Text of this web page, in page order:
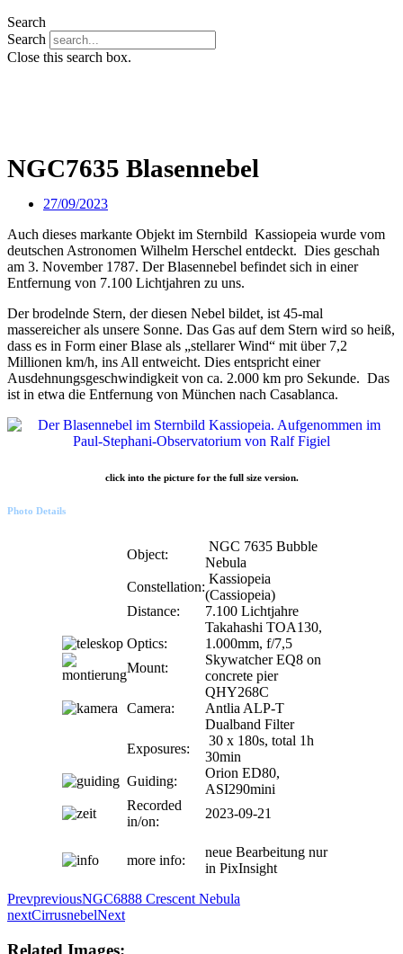
Search
Search
Close this search box.
NGC7635 Blasennebel
27/09/2023
Auch dieses markante Objekt im Sternbild Kassiopeia wurde vom
deutschen Astronomen Wilhelm Herschel entdeckt. Dies geschah
am 3. November 1787. Der Blasennebel befindet sich in einer
Entfernung von 7.100 Lichtjahren zu uns.
Der brodelnde Stern, der diesen Nebel bildet, ist 45-mal
massereicher als unsere Sonne. Das Gas auf dem Stern wird so heiß,
dass es in Form einer Blase als „stellarer Wind“ mit über 7,2
Millionen km/h, ins All entweicht. Dies entspricht einer
Ausdehnungsgeschwindigkeit von ca. 2.000 km pro Sekunde. Das
ist in etwa die Entfernung von München nach Casablanca.
click into the picture for the full size version.
Photo Details
Object:
NGC 7635 Bubble
Nebula
Constellation:
Kassiopeia
(Cassiopeia)
Distance:
7.100 Lichtjahre
Optics:
Takahashi TOA130,
1.000mm, f/7,5
Mount:
Skywatcher EQ8 on
concrete pier
Camera:
QHY268C
Antlia ALP-T
Dualband Filter
Exposures:
30 x 180s, total 1h
30min
Guiding:
Orion ED80,
ASI290mini
Recorded
in/on:
2023-09-21
more info:
neue Bearbeitung nur
in PixInsight
PrevpreviousNGC6888 Crescent Nebula
nextCirrusnebelNext
Related Images: